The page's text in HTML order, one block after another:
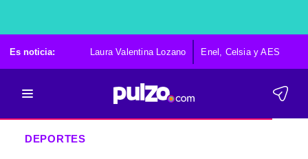
Es noticia: Laura Valentina Lozano Enel, Celsia y AES
DEPORTES